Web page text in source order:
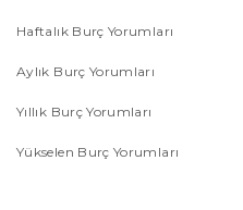
Haftalık Burç Yorumları
Aylık Burç Yorumları
Yıllık Burç Yorumları
Yükselen Burç Yorumları